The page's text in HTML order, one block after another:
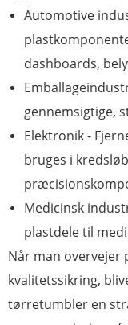
Automotive
dashboards,
gennemsigtige,
Elektronik -
bruges i
Medicinsk
plastdele til
Når man
kvalitetssikring,
tørretumbler en